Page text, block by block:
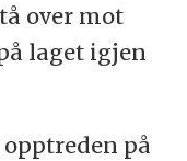
over mot
laget igjen
på